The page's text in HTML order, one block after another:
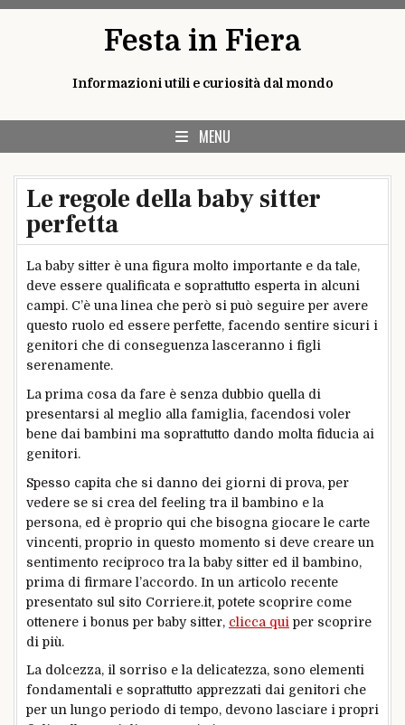
Festa in Fiera
Informazioni utili e curiosità dal mondo
MENU
Le regole della baby sitter
perfetta
La baby sitter è una figura molto importante e da tale,
deve essere qualificata e soprattutto esperta in alcuni
campi. C’è una linea che però si può seguire per avere
questo ruolo ed essere perfette, facendo sentire sicuri i
genitori che di conseguenza lasceranno i figli
serenamente.
La prima cosa da fare è senza dubbio quella di
presentarsi al meglio alla famiglia, facendosi voler
bene dai bambini ma soprattutto dando molta fiducia ai
genitori.
Spesso capita che si danno dei giorni di prova, per
vedere se si crea del feeling tra il bambino e la
persona, ed è proprio qui che bisogna giocare le carte
vincenti, proprio in questo momento si deve creare un
sentimento reciproco tra la baby sitter ed il bambino,
prima di firmare l’accordo. In un articolo recente
presentato sul sito Corriere.it, potete scoprire come
ottenere i bonus per baby sitter, clicca qui per scoprire
di più.
La dolcezza, il sorriso e la delicatezza, sono elementi
fondamentali e soprattutto apprezzati dai genitori che
per un lungo periodo di tempo, devono lasciare i propri